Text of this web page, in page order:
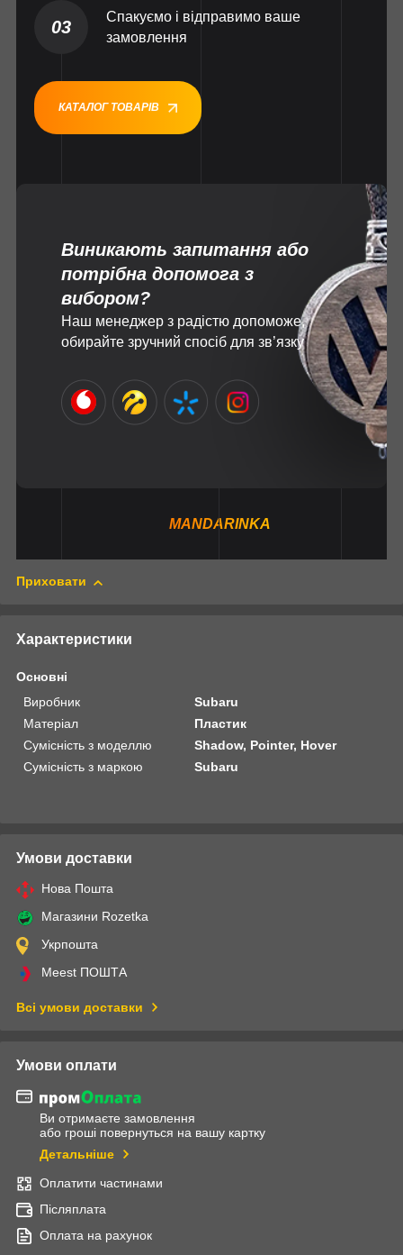
03
Спакуємо і відправимо ваше
замовлення
КАТАЛОГ ТОВАРІВ
Виникають запитання або
потрібна допомога з
вибором?
Наш менеджер з радістю допоможе,
обирайте зручний спосіб для зв’язку
MANDARINKA
Приховати
Характеристики
Основні
Виробник
Subaru
Матеріал
Пластик
Сумісність з моделлю
Shadow, Pointer, Hover
Сумісність з маркою
Subaru
Умови доставки
Нова Пошта
Магазини Rozetka
Укрпошта
Meest ПОШТА
Всі умови доставки
Умови оплати
Ви отримаєте замовлення
або гроші повернуться на вашу картку
Детальніше
Оплатити частинами
Післяплата
Оплата на рахунок